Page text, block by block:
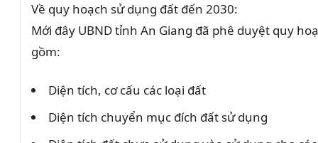
Về quy hoạch sử dụng đất đến 2030:
Mới đây UBND tỉnh An Giang đã phê duyệt quy
gồm:
Diện tích, cơ cấu các loại đất
Diện tích chuyển mục đích đất sử dụng